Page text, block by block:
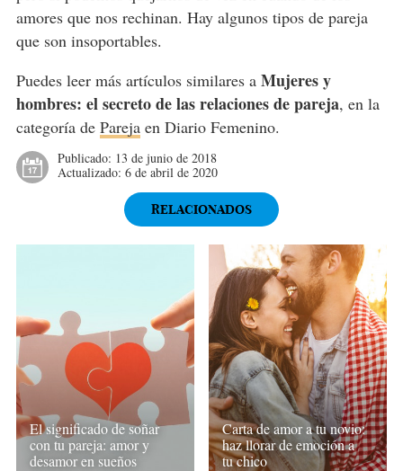
amores que nos rechinan. Hay algunos tipos de pareja
que son insoportables.
Puedes leer más artículos similares a Mujeres y
hombres: el secreto de las relaciones de pareja, en la
categoría de Parejaen Diario Femenino.
Publicado: 13 de junio de 2018
Actualizado: 6 de abril de 2020
RELACIONADOS
El significado de soñar
con tu pareja: amor y
desamor en sueños
Carta de amor a tu novio:
haz llorar de emoción a
tu chico